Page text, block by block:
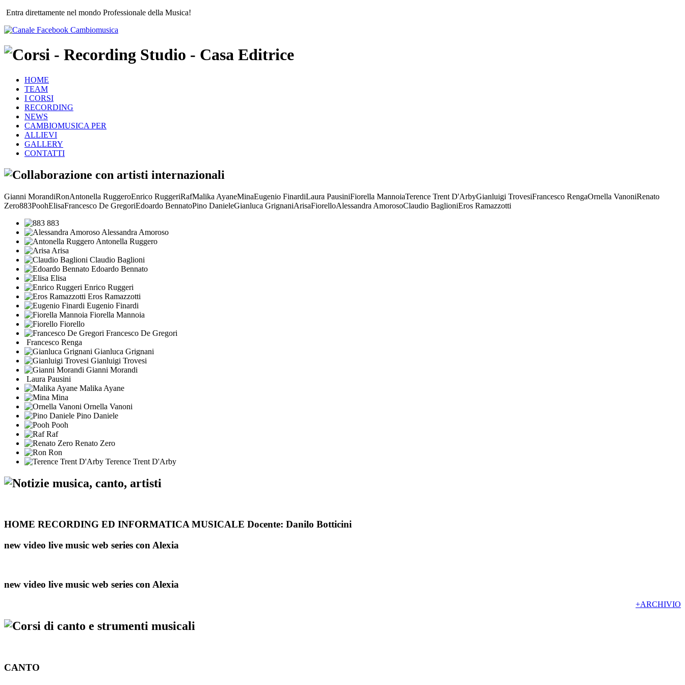
Entra direttamente nel mondo Professionale della Musica!
HOME
TEAM
I CORSI
RECORDING
NEWS
CAMBIOMUSICA PER
ALLIEVI
GALLERY
CONTATTI
Gianni MorandiRonAntonella RuggeroEnrico RuggeriRafMalika AyaneMinaEugenio FinardiLaura PausiniFiorella MannoiaTerence Trent D'ArbyGianluigi TrovesiFrancesco RengaOrnella VanoniRenato
Zero883PoohElisaFrancesco De GregoriEdoardo BennatoPino DanieleGianluca GrignaniArisaFiorelloAlessandra AmorosoClaudio BaglioniEros Ramazzotti
883
Alessandra Amoroso
Antonella Ruggero
Arisa
Claudio Baglioni
Edoardo Bennato
Elisa
Enrico Ruggeri
Eros Ramazzotti
Eugenio Finardi
Fiorella Mannoia
Fiorello
Francesco De Gregori
Francesco Renga
Gianluca Grignani
Gianluigi Trovesi
Gianni Morandi
Laura Pausini
Malika Ayane
Mina
Ornella Vanoni
Pino Daniele
Pooh
Raf
Renato Zero
Ron
Terence Trent D'Arby
HOME RECORDING ED INFORMATICA MUSICALE Docente: Danilo Botticini
new video live music web series con Alexia
new video live music web series con Alexia
+ARCHIVIO
CANTO